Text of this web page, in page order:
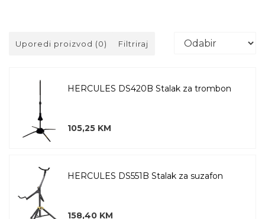
Uporedi proizvod (0) Filtriraj
HERCULES DS420B Stalak za trombon
105,25 KM
HERCULES DS551B Stalak za suzafon
158,40 KM